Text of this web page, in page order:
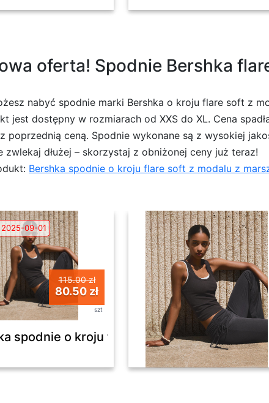
oferta! Spodnie Bershka
nabyć spodnie marki Bershka o kroju flare soft z
jest dostępny w rozmiarach od XXS do XL. Cena
poprzednią ceną. Spodnie wykonane są z wysokiej
zwlekaj dłużej – skorzystaj z obniżonej ceny już teraz!
Bershka spodnie o kroju flare soft z modalu z
2025-09-01
115.00 zł
80.50 zł
szt
spodnie o kroju flare soft z modalu z